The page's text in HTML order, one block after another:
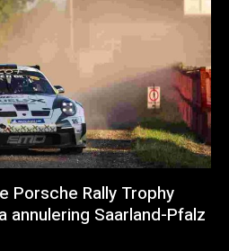
Porsche Rally Trophy
annulering Saarland-Pfalz